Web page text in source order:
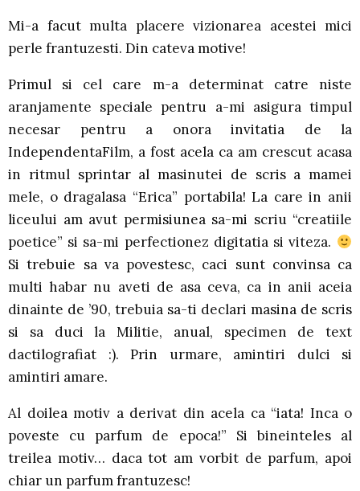
Mi-a facut multa placere vizionarea acestei mici
perle frantuzesti. Din cateva motive!
Primul si cel care m-a determinat catre niste
aranjamente speciale pentru a-mi asigura timpul
necesar pentru a onora invitatia de la
IndependentaFilm, a fost acela ca am crescut acasa
in ritmul sprintar al masinutei de scris a mamei
mele, o dragalasa “Erica” portabila! La care in anii
liceului am avut permisiunea sa-mi scriu “creatiile
poetice” si sa-mi perfectionez digitatia si viteza.
Si trebuie sa va povestesc, caci sunt convinsa ca
multi habar nu aveti de asa ceva, ca in anii aceia
dinainte de ’90, trebuia sa-ti declari masina de scris
si sa duci la Militie, anual, specimen de text
dactilografiat :). Prin urmare, amintiri dulci si
amintiri amare.
Al doilea motiv a derivat din acela ca “iata! Inca o
poveste cu parfum de epoca!” Si bineinteles al
treilea motiv… daca tot am vorbit de parfum, apoi
chiar un parfum frantuzesc!